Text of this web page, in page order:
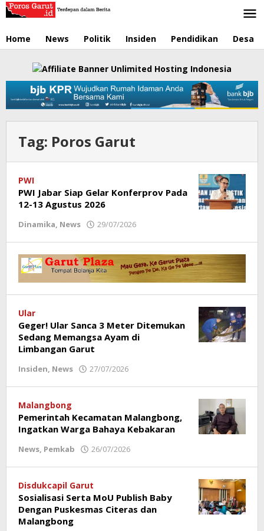
Lewati
ke
Home News Politik Insiden Pendidikan Desa
Tag: Poros Garut
PWI
PWI Jabar Siap Gelar Konferprov Pada
12-13 Agustus 2026
Dinamika, News 29/07/2026
Garut
Ular
Geger! Ular Sanca 3 Meter Ditemukan
Sedang Memangsa Ayam di
Limbangan Garut
Insiden, News 27/07/2026
Malangbong
Pemerintah Kecamatan Malangbong,
Ingatkan Warga Bahaya Kebakaran
News, Pemkab 26/07/2026
Disdukcapil Garut
Sosialisasi Serta MoU Publish Baby
Dengan Puskesmas Citeras dan
Malangbong